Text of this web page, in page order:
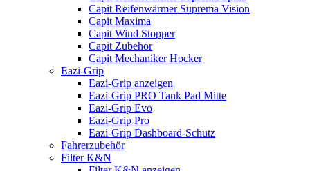
Capit Reifenwärmer Suprema Vision
Capit Maxima
Capit Wind Stopper
Capit Zubehör
Capit Mechaniker Hocker
Eazi-Grip
Eazi-Grip anzeigen
Eazi-Grip PRO Tank Pad Mitte
Eazi-Grip Evo
Eazi-Grip Pro
Eazi-Grip Dashboard-Schutz
Fahrerzubehör
Filter K&N